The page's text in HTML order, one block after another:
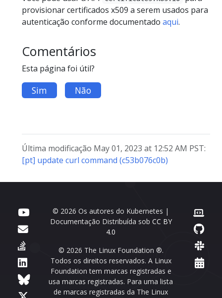
provisionar certificados x509 a serem usados ​​para
autenticação conforme documentado aqui.
Comentários
Esta página foi útil?
Sim Não
Última modificação May 01, 2023 at 12:52 AM PST:
[pt] update curl command (c53b076c0b)
© 2026 Os autores do Kubernetes |
Documentação Distribuída sob CC BY
4.0
© 2026 The Linux Foundation ®.
Todos os direitos reservados. A Linux
Foundation tem marcas registradas e
usa marcas registradas. Para uma lista
de marcas registradas da The Linux